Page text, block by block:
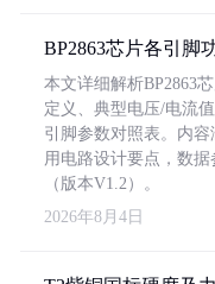
BP2863芯片各引脚
本文详细解析BP2863
定义、典型电压/电流
引脚参数对照表。内
用电路设计要点，数
（版本V1.2）。
2026年8月4日